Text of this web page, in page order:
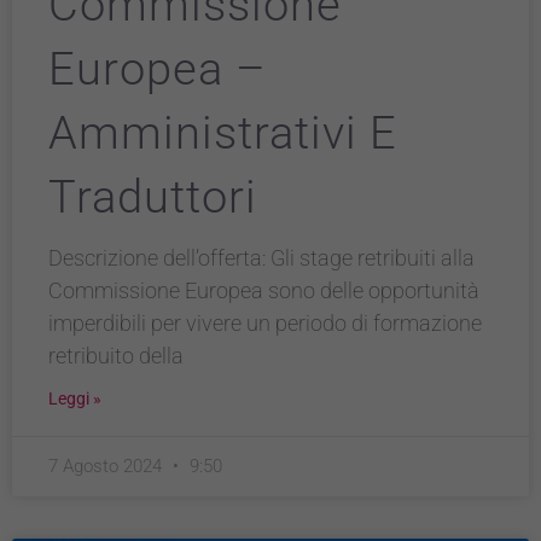
Europea –
Amministrativi E
Traduttori
Descrizione dell’offerta: Gli stage retribuiti alla
Commissione Europea sono delle opportunità
imperdibili per vivere un periodo di formazione
retribuito della
Leggi »
7 Agosto 2024 9:50